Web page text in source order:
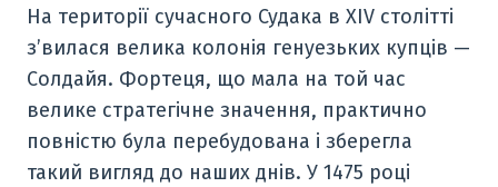
На території сучасного Судака в XIV столітті
з’вилася велика колонія генуезьких купців —
Солдайя. Фортеця, що мала на той час
велике стратегічне значення, практично
повністю була перебудована і зберегла
такий вигляд до наших днів. У 1475 році